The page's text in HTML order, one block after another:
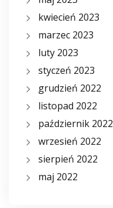
kwiecień 2023
marzec 2023
luty 2023
styczeń 2023
grudzień 2022
listopad 2022
październik 2022
wrzesień 2022
sierpień 2022
maj 2022